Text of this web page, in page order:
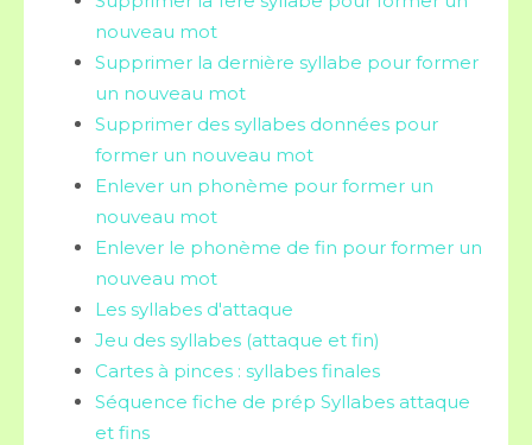
nouveau mot
Supprimer la dernière syllabe pour former
un nouveau mot
Supprimer des syllabes données pour
former un nouveau mot
Enlever un phonème pour former un
nouveau mot
Enlever le phonème de fin pour former un
nouveau mot
Les syllabes d'attaque
Jeu des syllabes (attaque et fin)
Cartes à pinces : syllabes finales
Séquence fiche de prép Syllabes attaque
et fins